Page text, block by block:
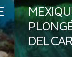
DEL